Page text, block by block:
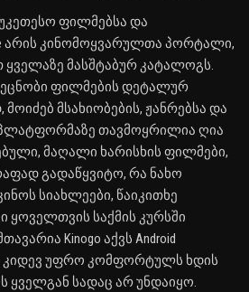
ფილმებსა და
არის კინომოყვარულთა პორტალი,
მასშტაბურ კატალოგს.
ფილმების დეტალურ
მსახიობების, ჟანრებსა და
პლატფორმაზე თავმოყრილია ღია
მაღალი ხარისხის ფილმები,
გადაწყვიტო, რა ნახო
სიახლეები, წაიკითხე
ყოველთვის საქმის კურსში
Kinogo აქვს Android
უფრო კომფორტულს ხდის
ყველგან სადაც არ უნდაიყო.